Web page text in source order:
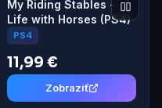
My Riding Stables -
Life with Horses (PS4)
PS4
11,99 €
Zobraziť